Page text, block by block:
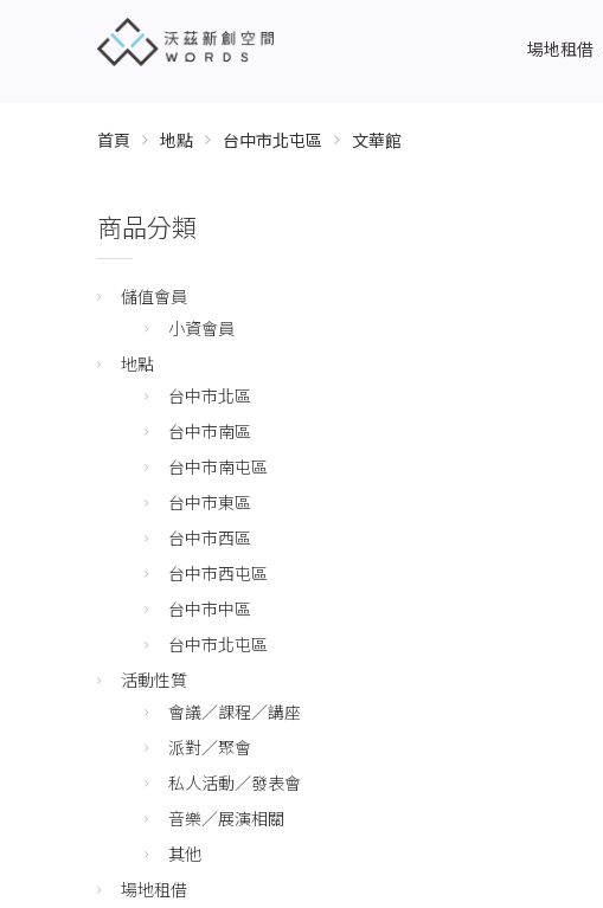
場地租借
首頁 地點 台中市北屯區 文華館
商品分類
儲值會員
小資會員
地點
台中市北區
台中市南區
台中市南屯區
台中市東區
台中市西區
台中市西屯區
台中市中區
台中市北屯區
活動性質
會議／課程／講座
派對／聚會
私人活動／發表會
音樂／展演相關
其他
場地租借